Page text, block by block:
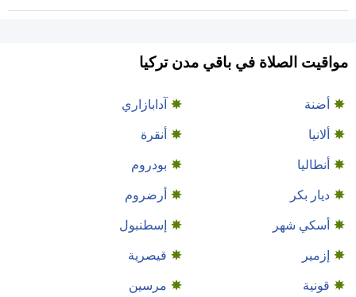
مواقيت الصلاة في باقي مدن تركيا
أضنة
آدابازاري
ألانيا
أنقرة
أنطاليا
بودروم
ديار بكر
أرضروم
أسكي شهر
إسطنبول
إزمير
قيصرية
قونية
مرسين